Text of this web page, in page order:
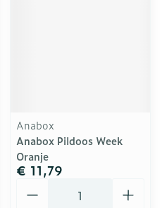
Anabox
Anabox Pildoos Week
Oranje
€ 11,79